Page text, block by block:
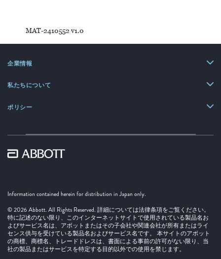
MAT-2410552 v1.0
企業情報
私たちについて
ポリシー
Information contained herein for distribution in Japan only.
© 2026 Abbott. All Rights Reserved. 詳細については法律条項をご覧ください。
特に記述のない限り、このインターネットサイトで使用されている製品名お
よびサービス名は、アボットまたはその子会社や関連会社が所有またはライ
センス供与を受けている製品名およびサービス名です。 本サイトのアボット
の商標、商標名、トレードドレスは、書面による事前の許可がない限り、当
社の製品またはサービスを特定する目的以外での使用を禁じます。